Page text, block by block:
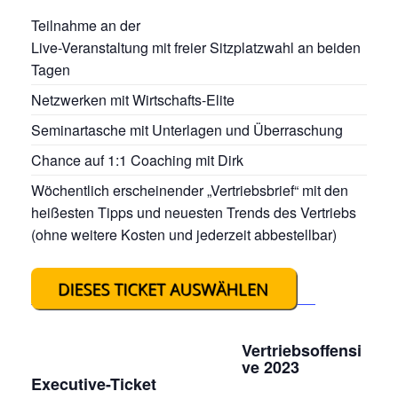
Teilnahme an der
Live-Veranstaltung mit freier Sitzplatzwahl an beiden
Tagen
Netzwerken mit Wirtschafts-Elite
Seminartasche mit Unterlagen und Überraschung
Chance auf 1:1 Coaching mit Dirk
Wöchentlich erscheinender „Vertriebsbrief“ mit den
heißesten Tipps und neuesten Trends des Vertriebs
(ohne weitere Kosten und jederzeit abbestellbar)
Vertriebsoffensi
ve 2023
Executive-Ticket